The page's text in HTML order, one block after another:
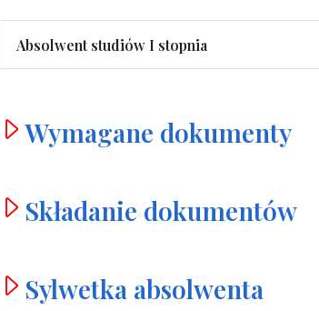
Absolwent studiów I stopnia
Wymagane dokumenty
Składanie dokumentów
Sylwetka absolwenta